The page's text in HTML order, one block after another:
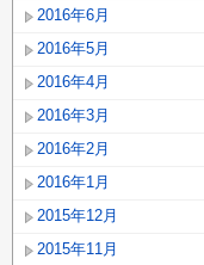
2016年6月
2016年5月
2016年4月
2016年3月
2016年2月
2016年1月
2015年12月
2015年11月